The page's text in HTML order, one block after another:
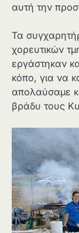
αυτή την
Τα
χορευτικών
εργάστηκαν
κόπο, για να
απολαύσαμε
βράδυ τους